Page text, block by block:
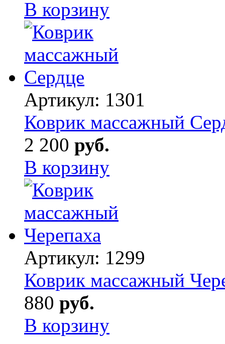
В корзину
Артикул: 1301
Коврик массажный
2 200 руб.
В корзину
Артикул: 1299
Коврик массажный
880 руб.
В корзину